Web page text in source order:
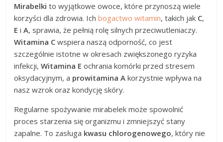
Mirabelki to wyjątkowe owoce, które przynoszą wiele
korzyści dla zdrowia. Ichbogactwo witamin, takich jak C,
E iA, sprawia, że pełnią rolę silnych przeciwutleniaczy.
Witamina C wspiera naszą odporność, co jest
szczególnie istotne w okresach zwiększonego ryzyka
infekcji,Witamina E ochrania komórki przed stresem
oksydacyjnym, a prowitamina A korzystnie wpływa na
nasz wzrok oraz kondycję skóry.
Regularne spożywanie mirabelek może spowolnić
proces starzenia się organizmu i zmniejszyć stany
zapalne. To zasługa kwasu chlorogenowego, który nie